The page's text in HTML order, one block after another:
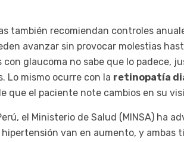
también recomiendan controles
avanzar sin provocar molestias
con glaucoma no sabe que lo padece,
Lo mismo ocurre con la retinopatía
que el paciente note cambios en su
el Ministerio de Salud (MINSA) ha
van en aumento, y ambas